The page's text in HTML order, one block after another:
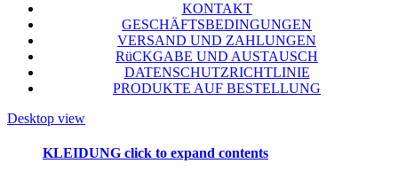
KONTAKT
GESCHÄFTSBEDINGUNGEN
VERSAND UND ZAHLUNGEN
RüCKGABE UND AUSTAUSCH
DATENSCHUTZRICHTLINIE
PRODUKTE AUF BESTELLUNG
Desktop view
KLEIDUNG click to expand contents